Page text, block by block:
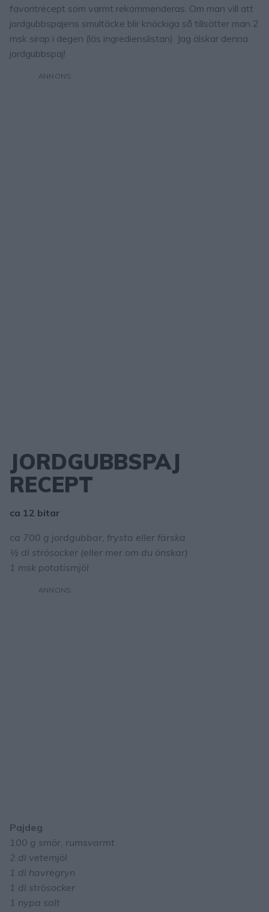
favoritrecept som varmt rekommenderas. Om man vill att
jordgubbspajens smultäcke blir knäckiga så tillsätter man 2
msk sirap i degen (läs ingredienslistan). Jag älskar denna
jordgubbspaj!
JORDGUBBSPAJ
RECEPT
ca 12 bitar
ca 700 g jordgubbar, frysta eller färska
½ dl strösocker (eller mer om du önskar)
1 msk potatismjöl
Pajdeg
100 g smör, rumsvarmt
2 dl vetemjöl
1 dl havregryn
1 dl strösocker
1 nypa salt